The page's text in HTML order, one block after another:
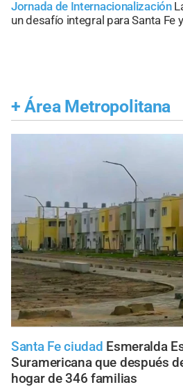
Jornada de Internacionalización
un desafío integral para Santa Fe
+ Área Metropolitana
Santa Fe ciudad Esmeralda
Suramericana que después
hogar de 346 familias